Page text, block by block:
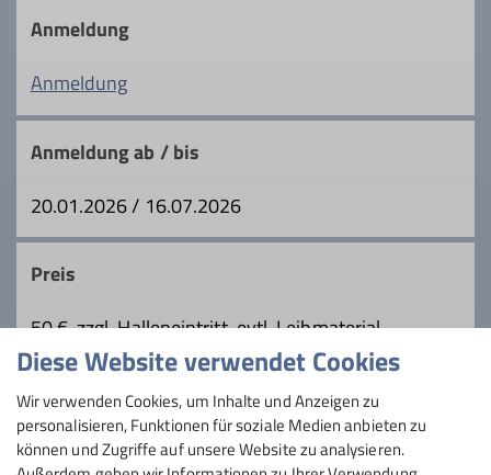
Qualifikationen
Ämter
Anmeldung
Anmeldung
Anmeldung ab / bis
20.01.2026 / 16.07.2026
Preis
50 €, zzgl. Halleneintritt, evtl. Leihmaterial
Maximale Teilnehmeranzahl
6
Diese Website verwendet Cookies
Wir verwenden Cookies, um Inhalte und Anzeigen zu
personalisieren, Funktionen für soziale Medien anbieten zu
können und Zugriffe auf unsere Website zu analysieren.